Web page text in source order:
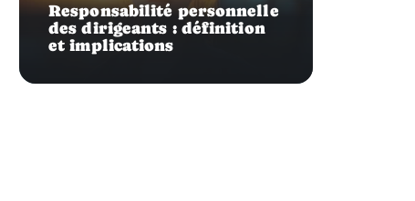
Responsabilité personnelle
des dirigeants : définition
et implications